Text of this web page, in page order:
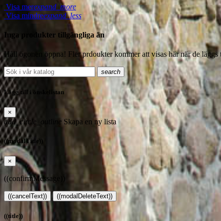
Visa merexpand_more
Visa mindreexpand_less
Inga produkter tillgängliga än
Håll ögonen öppna! Fler prdoukter kommer att visas här när de läggs
search
Lägg till i önskelistan
×
add_circle_outline Skapa en ny lista
((modalTitle))
×
((confirmMessage))
((cancelText)) ((modalDeleteText))
((title))